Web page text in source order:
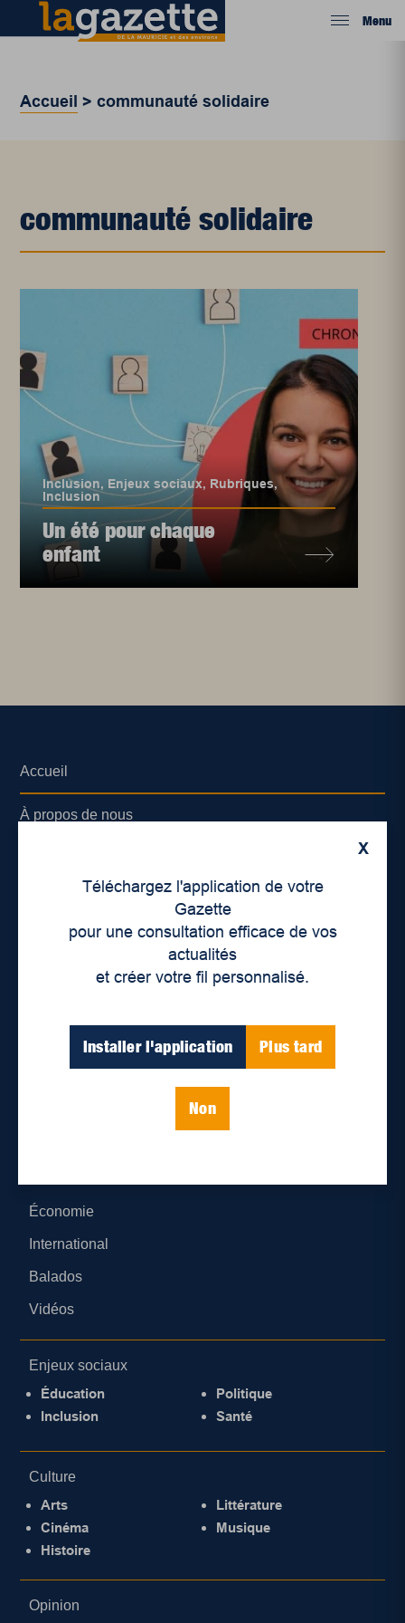
Menu
Accueil >communauté solidaire
communauté solidaire
Inclusion, Enjeux sociaux, Rubriques,
Inclusion
Un été pour chaque
enfant
X
Téléchargez l'application de votre
Gazette
pour une consultation efficace de vos
actualités
et créer votre fil personnalisé.
Installer l'application Plus tard
Non
Accueil
À propos de nous
Lieux de distribution
Économie
International
Balados
Vidéos
Enjeux sociaux
Éducation
Inclusion
Politique
Santé
Culture
Arts
Cinéma
Histoire
Littérature
Musique
Opinion